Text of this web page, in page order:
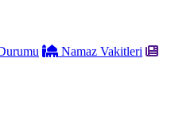
Namaz Vakitleri